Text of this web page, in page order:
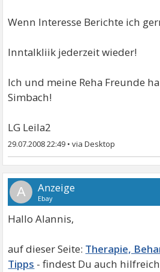
Wenn Interesse Berichte ich
Inntalkliik jederzeit wieder!
Ich und meine Reha Freunde
Simbach!
LG Leila2
29.07.2008 22:49 •
A
Hallo Alannis,
Therapie,
Tipps